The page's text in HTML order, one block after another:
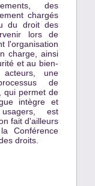
des
chargés
du droit des
lors de
l'organisation
charge, ainsi
et au bien-
une
de
qui permet de
intègre et
est
fait d'ailleurs
Conférence
droits.